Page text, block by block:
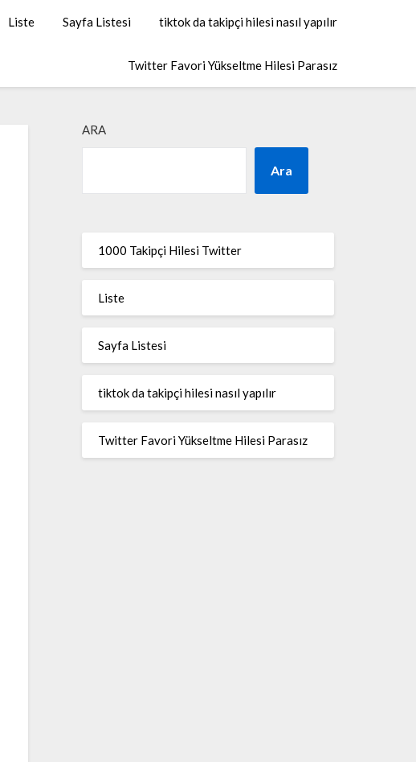
Liste Sayfa Listesi tiktok da takipçi hilesi nasıl yapılır
Twitter Favori Yükseltme Hilesi Parasız
ARA
Ara
1000 Takipçi Hilesi Twitter
Liste
Sayfa Listesi
tiktok da takipçi hilesi nasıl yapılır
Twitter Favori Yükseltme Hilesi Parasız